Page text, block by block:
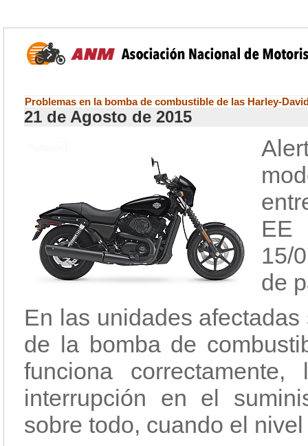
Problemas en la bomba de combustible de las Harley-
21 de Agosto de 2015
EE
15/
de
En las unidades
de la bomba de
funciona
interrupción en el
sobre todo, cuando el